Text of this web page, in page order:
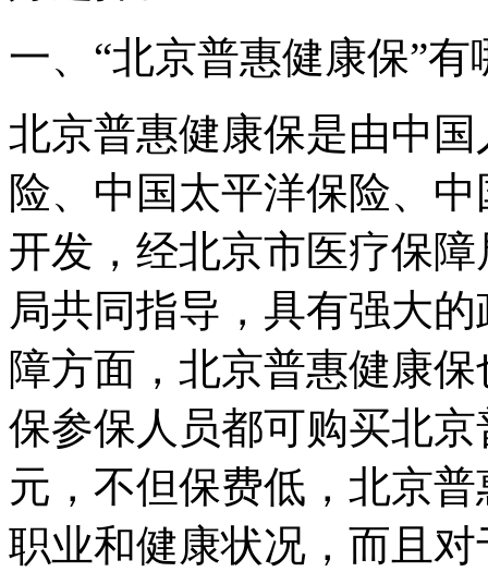
一、“北京普惠健康保”有
北京普惠健康保是由中
险、中国太平洋保险、
开发，经北京市医疗保
局共同指导，具有强大
障方面，北京普惠健康
保参保人员都可购买北
元，不但保费低，北京
职业和健康状况，而且